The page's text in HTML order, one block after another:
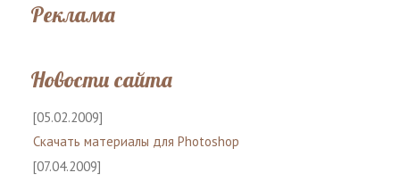
Реклама
Новости сайта
[05.02.2009]
Скачать материалы для Photoshop
[07.04.2009]